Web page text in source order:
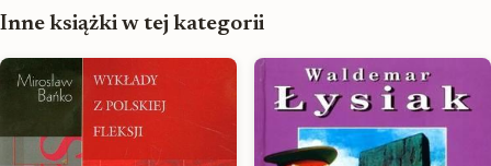
Inne książki w tej kategorii